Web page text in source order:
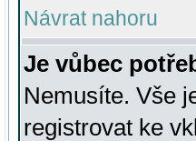
Návrat nahoru
Je vůbec
Nemusíte. Vše
registrovat ke